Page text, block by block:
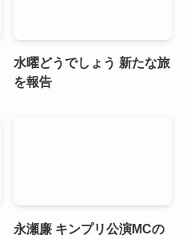
水曜どうでしょう 新たな旅
を報告
永瀬廉 キンプリ公演MCの